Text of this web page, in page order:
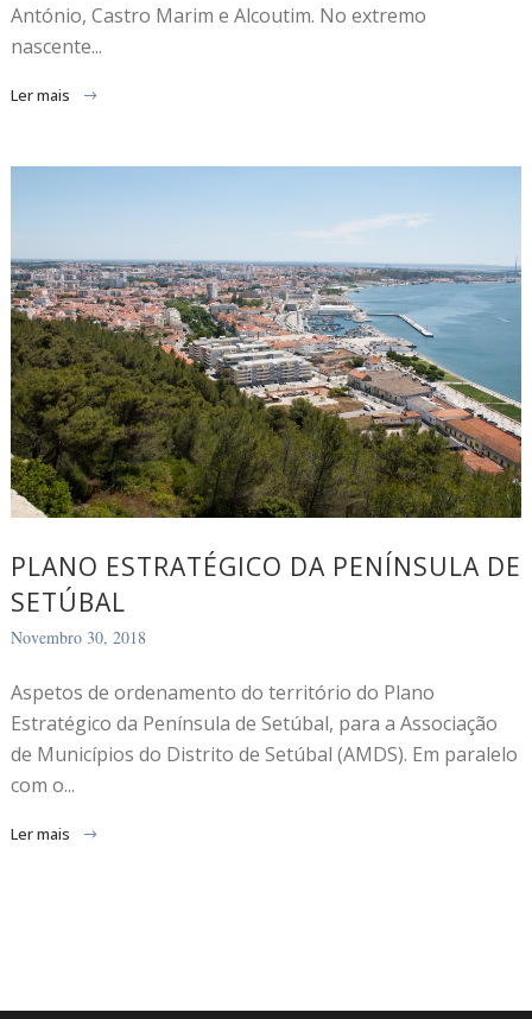
António, Castro Marim e Alcoutim. No extremo
nascente...
Ler mais
PLANO ESTRATÉGICO DA PENÍNSULA DE
SETÚBAL
Novembro 30, 2018
Aspetos de ordenamento do território do Plano
Estratégico da Península de Setúbal, para a Associação
de Municípios do Distrito de Setúbal (AMDS). Em paralelo
com o...
Ler mais